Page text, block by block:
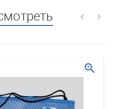
zoom_in